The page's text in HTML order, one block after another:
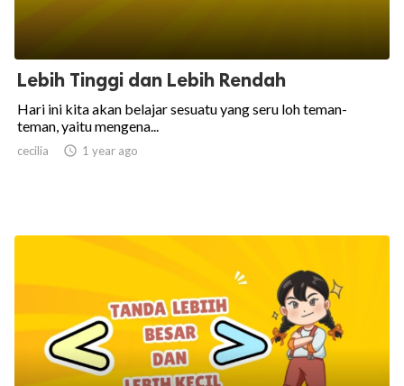
Lebih Tinggi dan Lebih Rendah
Hari ini kita akan belajar sesuatu yang seru loh teman-
teman, yaitu mengena...
cecilia  1 year ago